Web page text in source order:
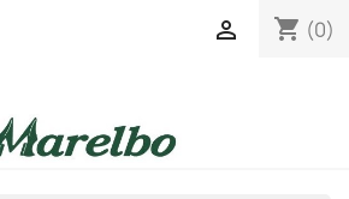
shopping_cart (0)
